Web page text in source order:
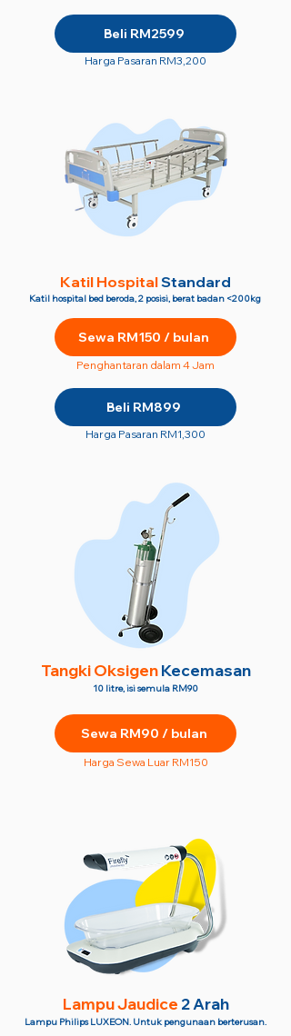
Beli RM2599
Harga Pasaran RM3,200
Katil HospitalStandard
Katil hospital bed beroda, 2 posisi, berat badan <200kg
Sewa RM150 / bulan
Penghantaran dalam 4 Jam
Beli RM899
Harga Pasaran RM1,300
Tangki OksigenKecemasan
10 litre, isi semula RM90
Sewa RM90 / bulan
Harga Sewa Luar RM150
Lampu Jaudice 2 Arah
Lampu Philips LUXEON. Untuk pengunaan berterusan.